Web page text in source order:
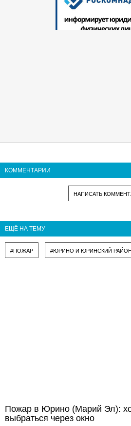
КОММЕНТАРИИ
НАПИСАТЬ
ЕЩЁ НА ТЕМУ
#ПОЖАР #ЮРИНО И ЮРИНСКИЙ РАЙОН
Пожар в Юрино (Марий Эл):
выбраться через окно